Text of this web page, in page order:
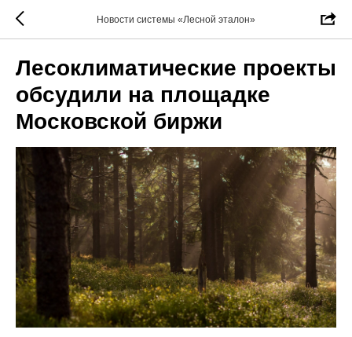
Новости системы «Лесной эталон»
Лесоклиматические проекты
обсудили на площадке
Московской биржи